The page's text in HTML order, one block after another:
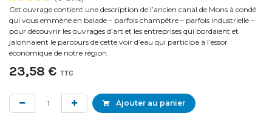
Cet ouvrage contient une description de l’ancien canal de Mons à condé
qui vous emmène en balade – parfois champêtre – parfois industrielle –
pour découvrir les ouvrages d’art et les entreprises qui bordaient et
jalonnaient le parcours de cette voir d’eau qui participa à l’essor
économique de notre région.
23,58 € TTC
Ajouter au panier